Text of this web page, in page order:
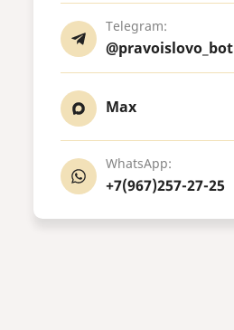
Telegram:
@pravoislovo_bot
Max
WhatsApp:
+7(967)257-27-25